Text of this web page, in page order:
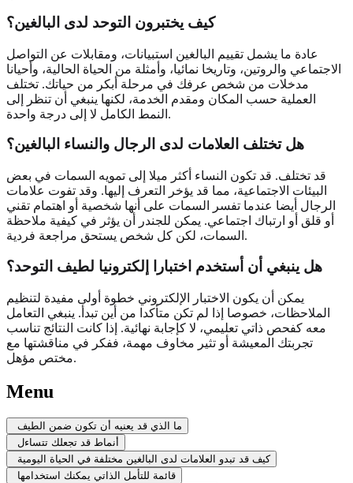
كيف يختبرون التوحد لدى البالغين؟
عادة ما يشمل تقييم البالغين استبيانات، ومقابلات عن التواصل
الاجتماعي والروتين، وتاريخا نمائيا، وأمثلة من الحياة الحالية، وأحيانا
مدخلات من شخص عرفك في مرحلة أبكر من حياتك. تختلف
العملية حسب المكان ومقدم الخدمة، لكنها ينبغي أن تنظر إلى
النمط الكامل لا إلى درجة واحدة.
هل تختلف العلامات لدى الرجال والنساء البالغين؟
قد تختلف. قد تكون النساء أكثر ميلا إلى تمويه السمات في بعض
البيئات الاجتماعية، مما قد يؤخر التعرف إليها. وقد تفوت علامات
الرجال أيضا عندما تفسر السمات على أنها شخصية أو اهتمام تقني
أو قلق أو ارتباك اجتماعي. يمكن للجندر أن يؤثر في كيفية ملاحظة
السمات، لكن كل شخص يستحق مراجعة فردية.
هل ينبغي أن أستخدم اختبارا إلكترونيا لطيف التوحد؟
يمكن أن يكون الاختبار الإلكتروني خطوة أولى مفيدة لتنظيم
الملاحظات، خصوصا إذا لم تكن متأكدا من أين تبدأ. ينبغي التعامل
معه كفحص ذاتي تعليمي، لا كإجابة نهائية. إذا كانت النتائج تناسب
تجربتك المعيشة أو تثير مخاوف مهمة، ففكر في مناقشتها مع
مختص مؤهل.
Menu
ما الذي قد يعنيه أن تكون ضمن الطيف
أنماط قد تجعلك تتساءل
كيف قد تبدو العلامات لدى البالغين مختلفة في الحياة اليومية
قائمة للتأمل الذاتي يمكنك استخدامها